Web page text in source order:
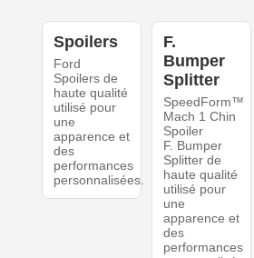
Spoilers
Ford
Spoilers de
haute qualité
utilisé pour
une
apparence et
des
performances
personnalisées.
F.
Bumper
Splitter
SpeedForm™
Mach 1 Chin
Spoiler
F. Bumper
Splitter de
haute qualité
utilisé pour
une
apparence et
des
performances